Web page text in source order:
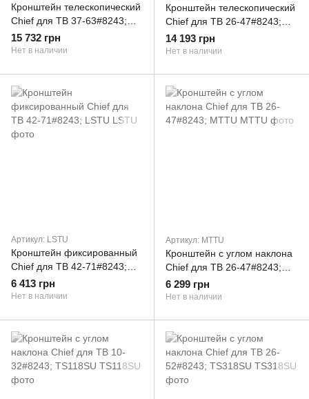
Кронштейн телескопический
Chief для ТВ 37-63#8243;
LSMVU
15 732 грн
Нет в наличии
Кронштейн телескопический
Chief для ТВ 26-47#8243;
MSMVU
14 193 грн
Нет в наличии
Артикул: LSTU
Кронштейн фиксированный
Chief для ТВ 42-71#8243;
LSTU
6 413 грн
Нет в наличии
Артикул: MTTU
Кронштейн с углом наклона
Chief для ТВ 26-47#8243;
MTTU
6 299 грн
Нет в наличии